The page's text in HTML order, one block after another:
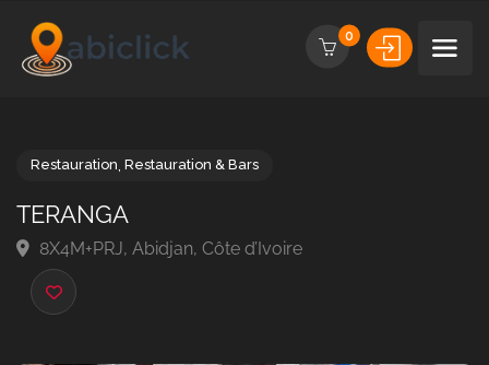
0
TERANGA
8X4M+PRJ, Abidjan, Côte d’Ivoire